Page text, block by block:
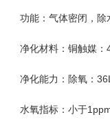
功能：气体密闭，除
净化材料：铜触媒
净化能力：除氧：
水氧指标：小于